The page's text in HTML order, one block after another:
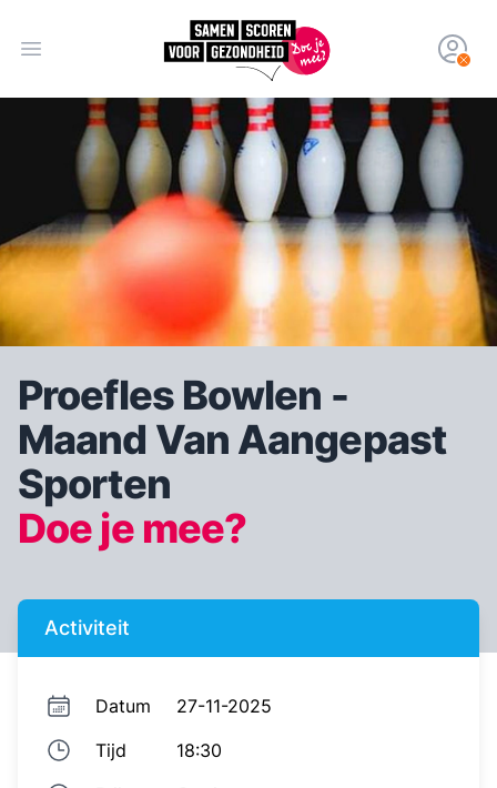
Open hoofdmenu
Proefles Bowlen -
Maand Van Aangepast
Sporten
Doe je mee?
Activiteit
Datum
27-11-2025
Tijd
18:30